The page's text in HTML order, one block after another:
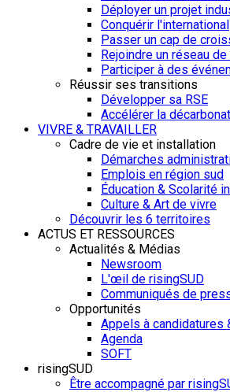
Déployer un projet
Conquérir l'international
Passer un cap de
Rejoindre un réseau
Participer à des
Réussir ses transitions
Développer sa RSE
Accélérer la
VIVRE & TRAVAILLER
Cadre de vie et installation
Démarches
Emplois en région sud
Éducation & Scolarité
Culture & Art de vivre
Découvrir les 6 territoires
ACTUS ET RESSOURCES
Actualités & Médias
Newsroom
L'œil de risingSUD
Communiqués de
Opportunités
Appels à candidatures
Agenda
SOFT
risingSUD
Être accompagné par